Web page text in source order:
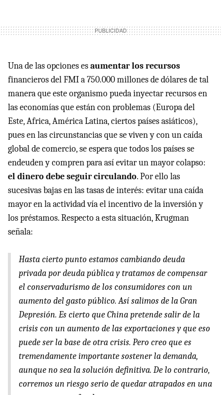
Una de las opciones esaumentar los recursos
financieros delFMIa 750.000 millones de dólares de tal
manera que este organismo pueda inyectar recursos en
las economías que están con problemas (Europa del
Este, Africa, América Latina, ciertos países asiáticos),
pues en las circunstancias que se viven y con un caída
global de comercio, se espera que todos los países se
endeuden y compren para así evitar un mayor colapso:
el dinero debe seguir circulando. Por ello las
sucesivas bajas en las tasas de interés: evitar una caída
mayor en la actividad vía el incentivo de la inversión y
los préstamos. Respecto a esta situación, Krugman
señala:
Hasta cierto punto estamos cambiando deuda
privada por deuda pública y tratamos de compensar
el conservadurismo de los consumidores con un
aumento del gasto público. Así salimos de la Gran
Depresión. Es cierto que China pretende salir de la
crisis con un aumento de las exportaciones y que eso
puede ser la base de otra crisis. Pero creo que es
tremendamente importante sostener la demanda,
aunque no sea la solución definitiva. De lo contrario,
corremos un riesgo serio de quedar atrapados en una